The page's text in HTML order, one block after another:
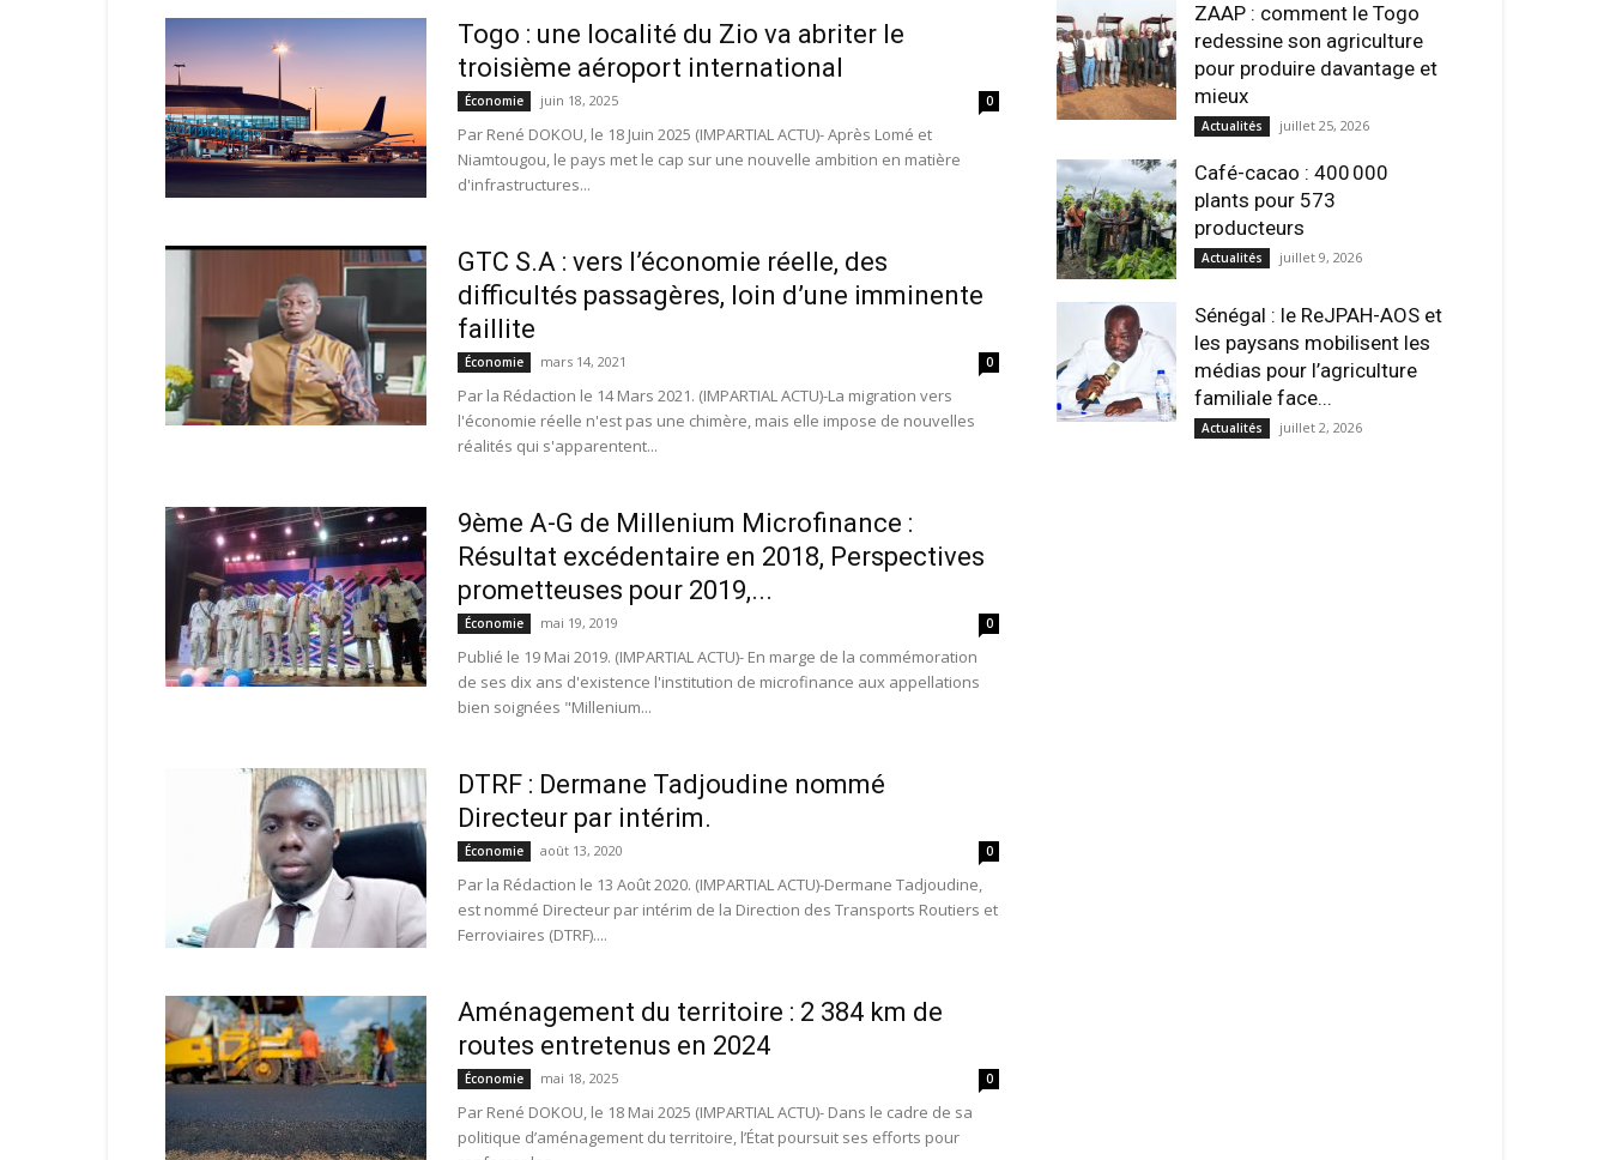
Togo : une localité du Zio va abriter le
troisième aéroport international
Économie juin 18, 2025 0
Par René DOKOU, le 18 Juin 2025 (IMPARTIAL ACTU)- Après Lomé et
Niamtougou, le pays met le cap sur une nouvelle ambition en matière
d'infrastructures...
GTC S.A : vers l’économie réelle, des
difficultés passagères, loin d’une imminente
faillite
Économie mars 14, 2021 0
Par la Rédaction le 14 Mars 2021. (IMPARTIAL ACTU)-La migration vers
l'économie réelle n'est pas une chimère, mais elle impose de nouvelles
réalités qui s'apparentent...
9ème A-G de Millenium Microfinance :
Résultat excédentaire en 2018, Perspectives
prometteuses pour 2019,...
Économie mai 19, 2019 0
Publié le 19 Mai 2019. (IMPARTIAL ACTU)- En marge de la commémoration
de ses dix ans d'existence l'institution de microfinance aux appellations
bien soignées "Millenium...
DTRF : Dermane Tadjoudine nommé
Directeur par intérim.
Économie août 13, 2020 0
Par la Rédaction le 13 Août 2020. (IMPARTIAL ACTU)-Dermane Tadjoudine,
est nommé Directeur par intérim de la Direction des Transports Routiers et
Ferroviaires (DTRF)....
Aménagement du territoire : 2 384 km de
routes entretenus en 2024
Économie mai 18, 2025 0
Par René DOKOU, le 18 Mai 2025 (IMPARTIAL ACTU)- Dans le cadre de sa
politique d’aménagement du territoire, l’État poursuit ses efforts pour
ZAAP : comment le Togo
redessine son agriculture
pour produire davantage et
mieux
Actualités juillet 25, 2026
Café-cacao : 400 000
plants pour 573
producteurs
Actualités juillet 9, 2026
Sénégal : le ReJPAH-AOS et
les paysans mobilisent les
médias pour l’agriculture
familiale face...
Actualités juillet 2, 2026